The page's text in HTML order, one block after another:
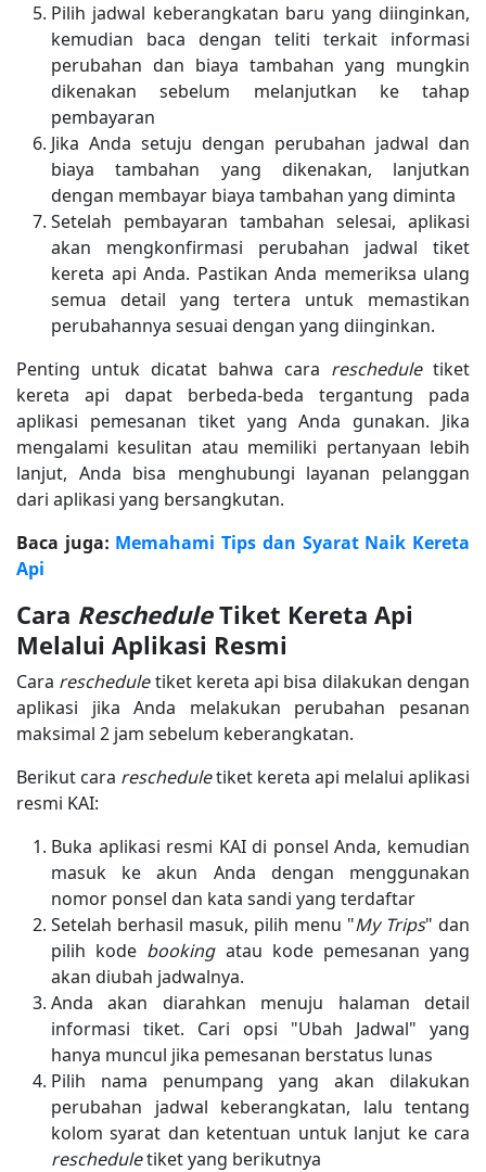
Pilih jadwal keberangkatan baru yang diinginkan,
kemudian baca dengan teliti terkait informasi
perubahan dan biaya tambahan yang mungkin
dikenakan sebelum melanjutkan ke tahap
pembayaran
Jika Anda setuju dengan perubahan jadwal dan
biaya tambahan yang dikenakan, lanjutkan
dengan membayar biaya tambahan yang diminta
Setelah pembayaran tambahan selesai, aplikasi
akan mengkonfirmasi perubahan jadwal tiket
kereta api Anda. Pastikan Anda memeriksa ulang
semua detail yang tertera untuk memastikan
perubahannya sesuai dengan yang diinginkan.
Penting untuk dicatat bahwa cara reschedule tiket
kereta api dapat berbeda-beda tergantung pada
aplikasi pemesanan tiket yang Anda gunakan. Jika
mengalami kesulitan atau memiliki pertanyaan lebih
lanjut, Anda bisa menghubungi layanan pelanggan
dari aplikasi yang bersangkutan.
Baca juga: Memahami Tips dan Syarat Naik Kereta
Api
Cara RescheduleTiket Kereta Api
Melalui Aplikasi Resmi
Cara rescheduletiket kereta api bisa dilakukan dengan
aplikasi jika Anda melakukan perubahan pesanan
maksimal 2 jam sebelum keberangkatan.
Berikut cara rescheduletiket kereta api melalui aplikasi
resmi KAI:
Buka aplikasi resmi KAI di ponsel Anda, kemudian
masuk ke akun Anda dengan menggunakan
nomor ponsel dan kata sandi yang terdaftar
Setelah berhasil masuk, pilih menu "My Trips" dan
pilih kode bookingatau kode pemesanan yang
akan diubah jadwalnya.
Anda akan diarahkan menuju halaman detail
informasi tiket. Cari opsi "Ubah Jadwal" yang
hanya muncul jika pemesanan berstatus lunas
Pilih nama penumpang yang akan dilakukan
perubahan jadwal keberangkatan, lalu tentang
kolom syarat dan ketentuan untuk lanjut ke cara
rescheduletiket yang berikutnya